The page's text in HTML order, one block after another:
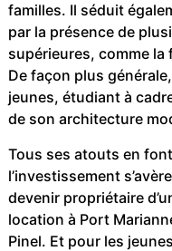
familles. Il séduit
par la présence de
supérieures, comme la
De façon plus
jeunes, étudiant à
de son architecture
Tous ses atouts en
l’investissement
devenir propriétaire
location à Port
Pinel. Et pour les